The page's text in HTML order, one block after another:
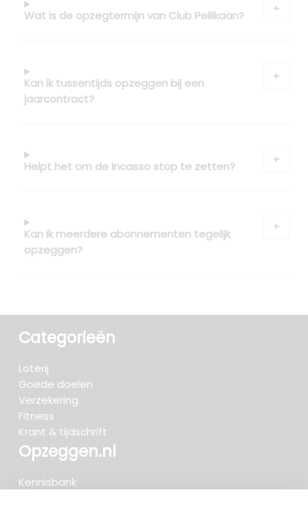
Wat is de opzegtermijn van Club Pellikaan?
Kan ik tussentijds opzeggen bij een
jaarcontract?
Helpt het om de incasso stop te zetten?
Kan ik meerdere abonnementen tegelijk
opzeggen?
Categorieën
Loterij
Goede doelen
Verzekering
Fitness
Krant & tijdschrift
Opzeggen.nl
Kennisbank